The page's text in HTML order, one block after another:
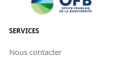
SERVICES
Nous contacter